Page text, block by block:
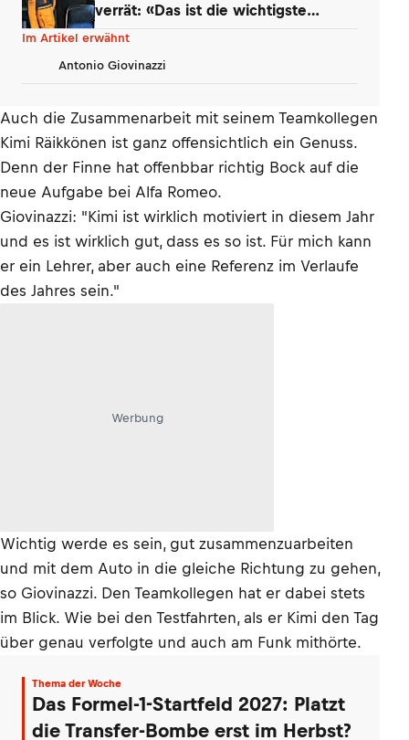
verrät: «Das ist die wichtigste
Erkenntnis»
Im Artikel erwähnt
Antonio Giovinazzi
Auch die Zusammenarbeit mit seinem Teamkollegen
Kimi Räikkönen ist ganz offensichtlich ein Genuss.
Denn der Finne hat offenbbar richtig Bock auf die
neue Aufgabe bei Alfa Romeo.
Giovinazzi: "Kimi ist wirklich motiviert in diesem Jahr
und es ist wirklich gut, dass es so ist. Für mich kann
er ein Lehrer, aber auch eine Referenz im Verlaufe
des Jahres sein."
Werbung
Wichtig werde es sein, gut zusammenzuarbeiten
und mit dem Auto in die gleiche Richtung zu gehen,
so Giovinazzi. Den Teamkollegen hat er dabei stets
im Blick. Wie bei den Testfahrten, als er Kimi den Tag
über genau verfolgte und auch am Funk mithörte.
Thema der Woche
Das Formel-1-Startfeld 2027: Platzt
die Transfer-Bombe erst im Herbst?